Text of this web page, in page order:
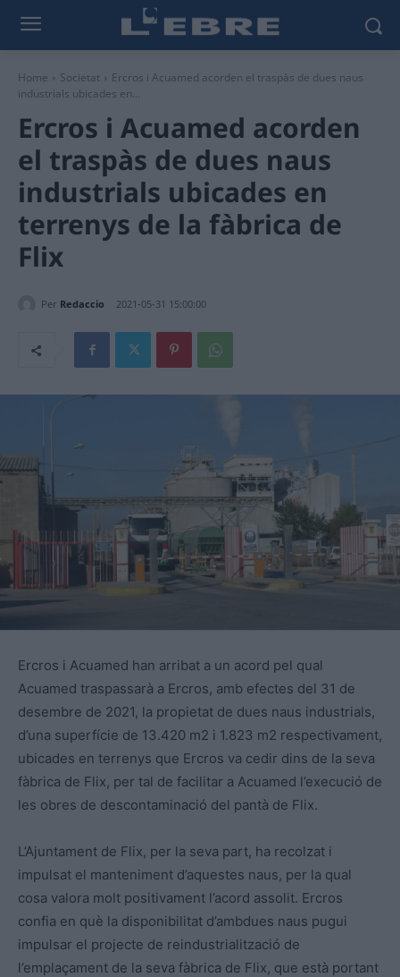
Home Societat
Ercros i Acuamed acorden el traspàs de dues naus
industrials ubicades en...
Ercros i Acuamed acorden
el traspàs de dues naus
industrials ubicades en
terrenys de la fàbrica de
Flix
Per Redaccio 2021-05-31 15:00:00
Ercros i Acuamed han arribat a un acord pel qual
Acuamed traspassarà a Ercros, amb efectes del 31 de
desembre de 2021, la propietat de dues naus industrials,
d’una superfície de 13.420 m2 i 1.823 m2 respectivament,
ubicades en terrenys que Ercros va cedir dins de la seva
fàbrica de Flix, per tal de facilitar a Acuamed l’execució de
les obres de descontaminació del pantà de Flix.
L’Ajuntament de Flix, per la seva part, ha recolzat i
impulsat el manteniment d’aquestes naus, per la qual
cosa valora molt positivament l’acord assolit. Ercros
confia en què la disponibilitat d’ambdues naus pugui
impulsar el projecte de reindustrialització de
l’emplaçament de la seva fàbrica de Flix, que està portant